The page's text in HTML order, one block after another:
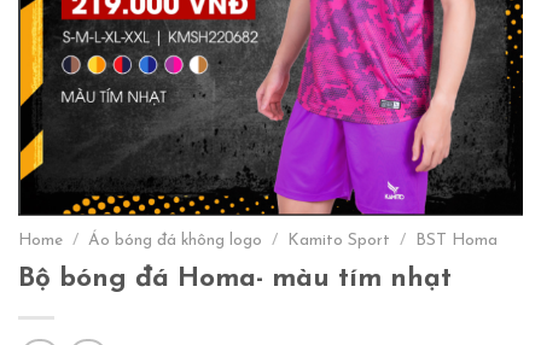
Home / Áo bóng đá không logo / Kamito Sport / BST Homa
Bộ bóng đá Homa- màu tím nhạt